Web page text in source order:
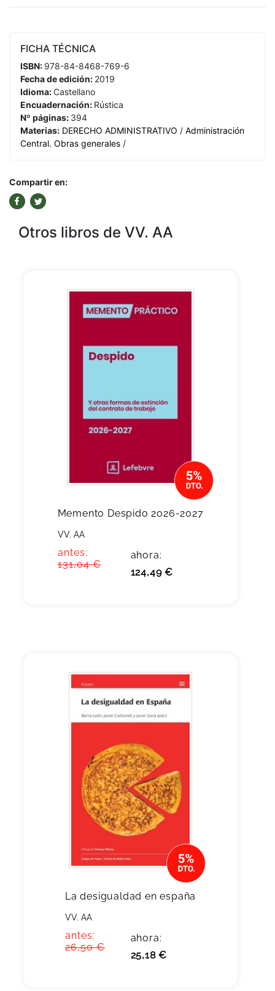
FICHA TÉCNICA
ISBN: 978-84-8468-769-6
Fecha de edición: 2019
Idioma:Castellano
Encuadernación: Rústica
Nº páginas: 394
Materias: DERECHO ADMINISTRATIVO / Administración
Central. Obras generales /
Compartir en:
Otros libros de VV. AA
Memento Despido 2026-2027
VV. AA
antes:
131,04 €
ahora:
124,49 €
La desigualdad en españa
VV. AA
antes:
26,50 €
ahora:
25,18 €